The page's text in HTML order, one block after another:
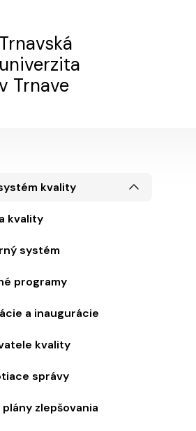
Trnavská
univerzita
Trnave
kvality
kvality
systém
programy
a inaugurácie
kvality
správy
zlepšovania